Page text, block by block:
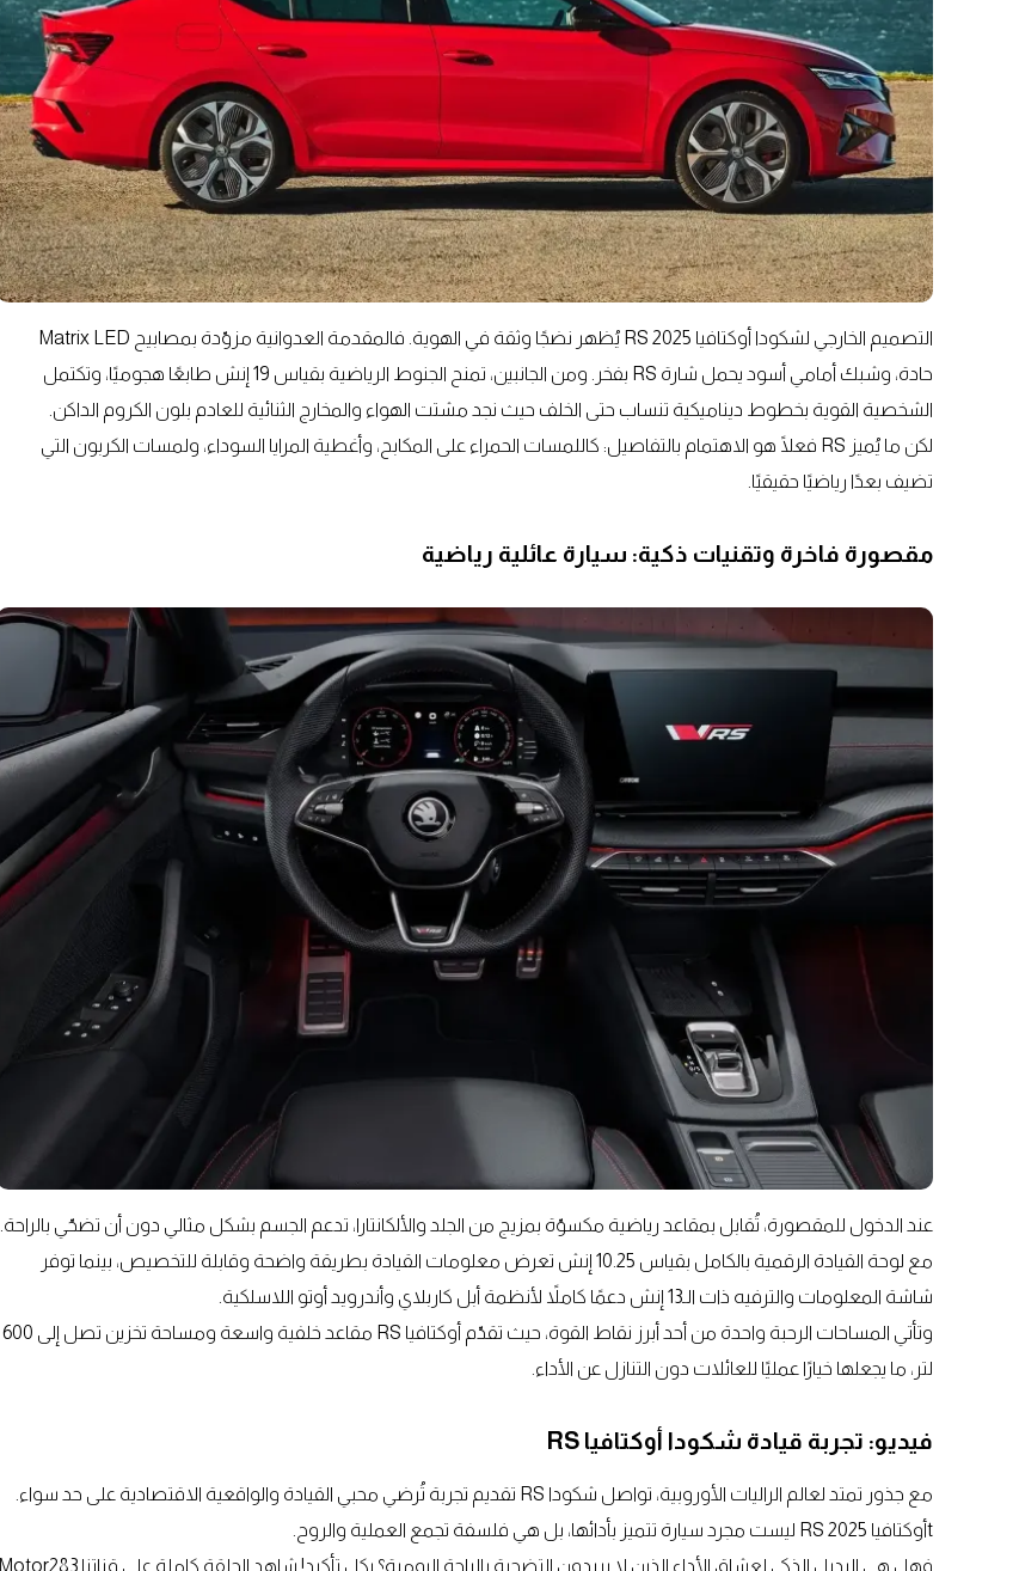
التصميم الخارجي لشكودا أوكتافيا RS 2025 يُظهر نضجًا وثقة في الهوية. فالمقدمة العدوانية مزوّدة بمصابيح Matrix LED
حادة، وشبك أمامي أسود يحمل شارة RS بفخر. ومن الجانبين، تمنح الجنوط الرياضية بقياس 19 إنش طابعًا هجوميًا، وتكتمل
الشخصية القوية بخطوط ديناميكية تنساب حتى الخلف حيث نجد مشتت الهواء والمخارج الثنائية للعادم بلون الكروم الداكن.
لكن ما يُميز RS فعلًا هو الاهتمام بالتفاصيل: كاللمسات الحمراء على المكابح، وأغطية المرايا السوداء، ولمسات الكربون التي
تضيف بعدًا رياضيًا حقيقيًا.
مقصورة فاخرة وتقنيات ذكية: سيارة عائلية رياضية
عند الدخول للمقصورة، تُقابل بمقاعد رياضية مكسوّة بمزيج من الجلد والألكانتارا، تدعم الجسم بشكل مثالي دون أن تضحّي بالراحة.
مع لوحة القيادة الرقمية بالكامل بقياس 10.25 إنش تعرض معلومات القيادة بطريقة واضحة وقابلة للتخصيص، بينما توفر
شاشة المعلومات والترفيه ذات الـ13 إنش دعمًا كاملاً لأنظمة أبل كاربلاي وأندرويد أوتو اللاسلكية.
وتأتي المساحات الرحبة واحدة من أحد أبرز نقاط القوة، حيث تقدّم أوكتافيا RS مقاعد خلفية واسعة ومساحة تخزين تصل إلى 600
لتر، ما يجعلها خيارًا عمليًا للعائلات دون التنازل عن الأداء.
فيديو: تجربة قيادة شكودا أوكتافيا RS
مع جذور تمتد لعالم الراليات الأوروبية، تواصل شكودا RS تقديم تجربة تُرضي محبي القيادة والواقعية الاقتصادية على حد سواء.
tأوكتافيا RS 2025 ليست مجرد سيارة تتميز بأدائها، بل هي فلسفة تجمع العملية والروح.
فهل هي البديل الذكي لعشاق الأداء الذين لا يريدون التضحية بالراحة اليومية؟ بكل تأكيد! شاهد الحلقة كاملة على قناتنا Motor283